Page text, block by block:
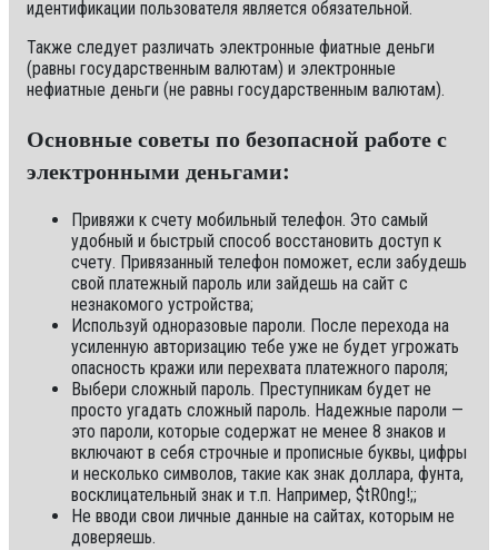
идентификации пользователя является обязательной.
Также следует различать электронные фиатные деньги
(равны государственным валютам) и электронные
нефиатные деньги (не равны государственным валютам).
Основные советы по безопасной работе с
электронными деньгами:
Привяжи к счету мобильный телефон. Это самый
удобный и быстрый способ восстановить доступ к
счету. Привязанный телефон поможет, если забудешь
свой платежный пароль или зайдешь на сайт с
незнакомого устройства;
Используй одноразовые пароли. После перехода на
усиленную авторизацию тебе уже не будет угрожать
опасность кражи или перехвата платежного пароля;
Выбери сложный пароль. Преступникам будет не
просто угадать сложный пароль. Надежные пароли —
это пароли, которые содержат не менее 8 знаков и
включают в себя строчные и прописные буквы, цифры
и несколько символов, такие как знак доллара, фунта,
восклицательный знак и т.п. Например, $tR0ng!;;
Не вводи свои личные данные на сайтах, которым не
доверяешь.